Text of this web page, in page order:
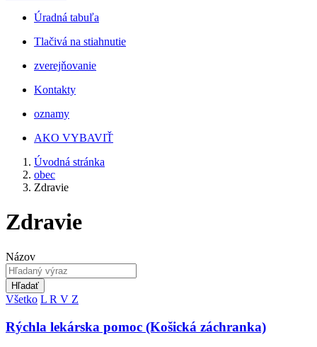
Úradná tabuľa
Tlačivá na stiahnutie
zverejňovanie
Kontakty
oznamy
AKO VYBAVIŤ
Úvodná stránka
obec
Zdravie
Zdravie
Názov
Hľadať
Všetko L R V Z
Rýchla lekárska pomoc (Košická záchranka)